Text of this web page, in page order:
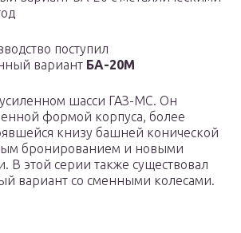
поступил
вариант БА-20М
шасси ГАЗ-МС. Он
формой корпуса, более
книзу башней конической
бронированием и новыми
В этой серии также существовал
вариант со сменными колесами.